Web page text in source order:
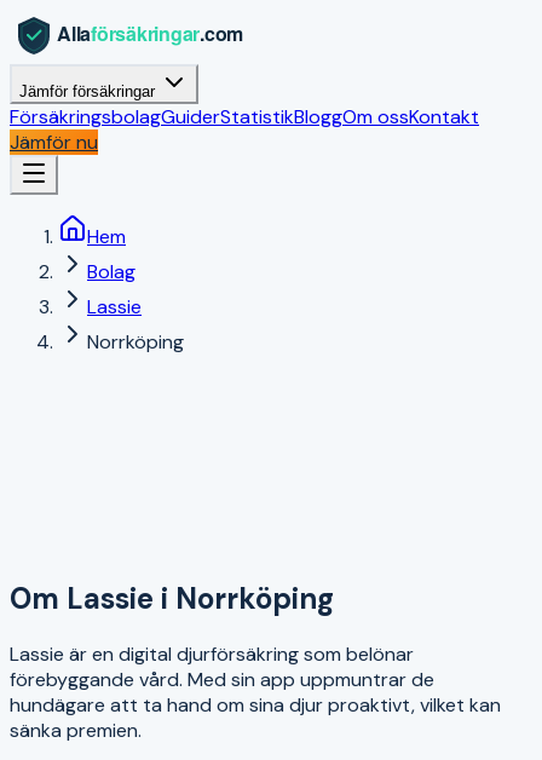
Jämför försäkringar
FörsäkringsbolagGuiderStatistikBloggOm ossKontakt
Jämför nu
Hem
Bolag
Lassie
Norrköping
Om Lassie i Norrköping
Lassie är en digital djurförsäkring som belönar
förebyggande vård. Med sin app uppmuntrar de
hundägare att ta hand om sina djur proaktivt, vilket kan
sänka premien.